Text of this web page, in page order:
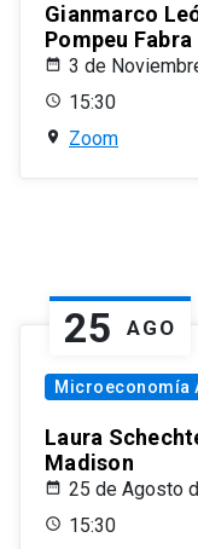
Gianmarco
Pompeu Fabra
3 de
15:30
Zoom
25 AGO
Microeconomía
Laura
Madison
25 de Agosto
15:30